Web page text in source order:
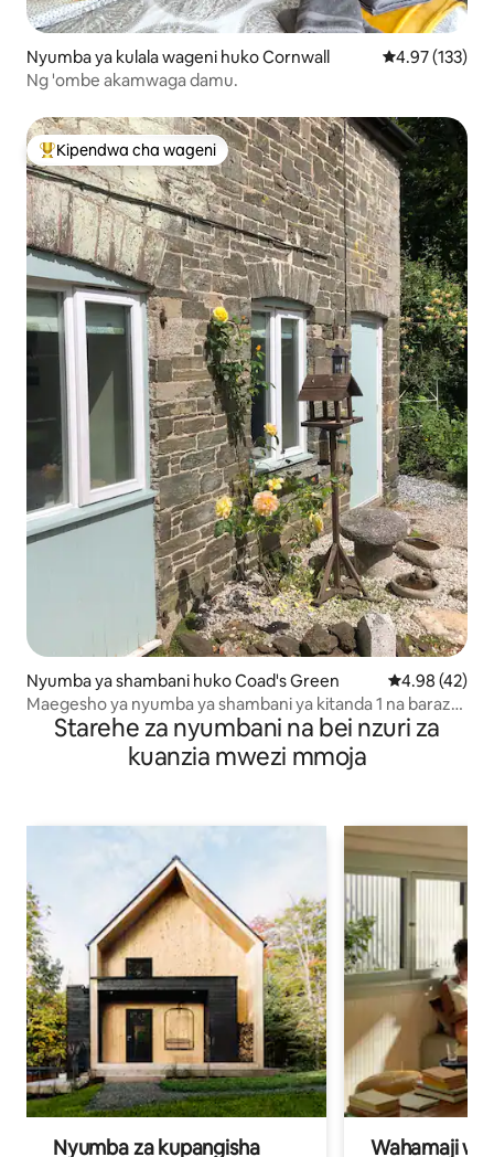
Nyumba ya kulala wageni huko Cornwall Ukadiriaji wa
4.97 (133)
Ng 'ombe akamwaga damu.
Kipendwa maarufu cha wageni
Kipendwa cha wageni
Nyumba ya shambani huko Coad's Green Ukadiriaji wa
4.98 (42)
Maegesho ya nyumba ya shambani ya kitanda 1 na baraza
kati ya pwani
Starehe za nyumbani na bei nzuri za
kuanzia mwezi mmoja
Nyumba za kupangisha Wahamaji